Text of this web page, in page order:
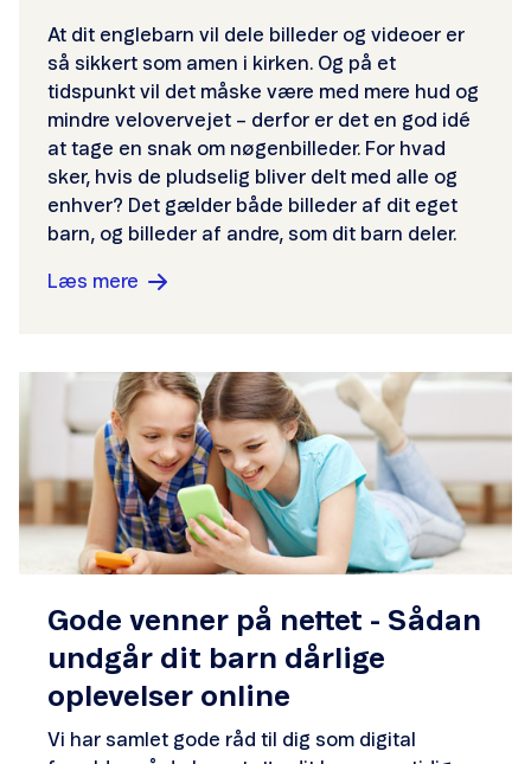
At dit englebarn vil dele billeder og videoer er
så sikkert som amen i kirken. Og på et
tidspunkt vil det måske være med mere hud og
mindre velovervejet – derfor er det en god idé
at tage en snak om nøgenbilleder. For hvad
sker, hvis de pludselig bliver delt med alle og
enhver? Det gælder både billeder af dit eget
barn, og billeder af andre, som dit barn deler.
Læs mere
Gode venner på nettet - Sådan
undgår dit barn dårlige
oplevelser online
Vi har samlet gode råd til dig som digital